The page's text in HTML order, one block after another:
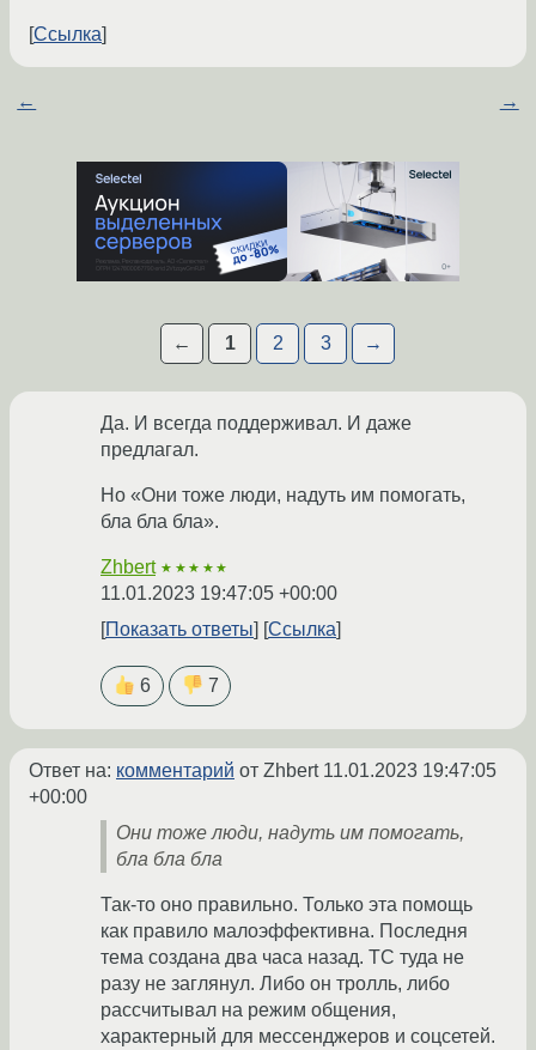
Ссылка
← →
← 1 2 3 →
Да. И всегда поддерживал. И даже
предлагал.
Но «Они тоже люди, надуть им помогать,
бла бла бла».
Zhbert ★★★★★
11.01.2023 19:47:05 +00:00
Показать ответы
Ссылка
6 7
Ответ на: комментарий от Zhbert 11.01.2023 19:47:05
+00:00
Они тоже люди, надуть им помогать,
бла бла бла
Так-то оно правильно. Только эта помощь
как правило малоэффективна. Последня
тема создана два часа назад. ТС туда не
разу не заглянул. Либо он тролль, либо
рассчитывал на режим общения,
характерный для мессенджеров и соцсетей.